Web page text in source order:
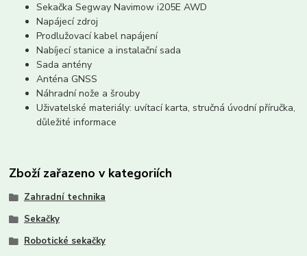
Sekačka Segway Navimow i205E AWD
Napájecí zdroj
Prodlužovací kabel napájení
Nabíjecí stanice a instalační sada
Sada antény
Anténa GNSS
Náhradní nože a šrouby
Uživatelské materiály: uvítací karta, stručná úvodní příručka,
důležité informace
Zboží zařazeno v kategoriích
Zahradní technika
Sekačky
Robotické sekačky